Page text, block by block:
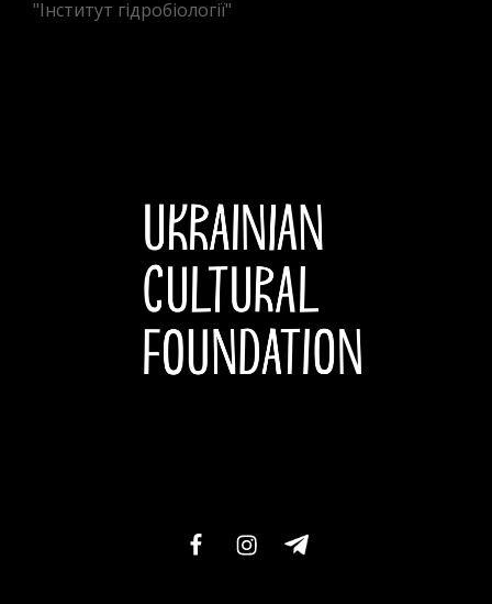
"Інститут гідробіології"
facebookinstagramtelegram-